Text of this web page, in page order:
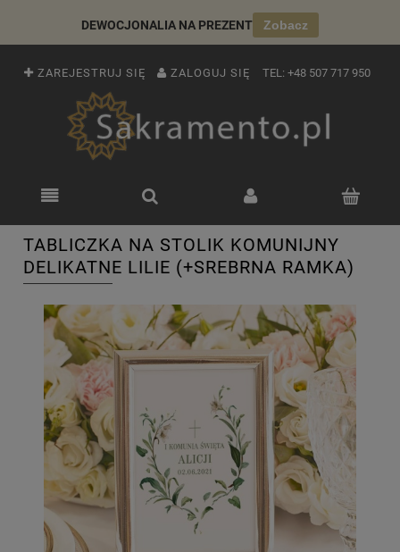
DEWOCJONALIA NA PREZENT Zobacz
ZAREJESTRUJ SIĘ ZALOGUJ SIĘ TEL: +48 507 717 950
TABLICZKA NA STOLIK KOMUNIJNY
DELIKATNE LILIE (+SREBRNA RAMKA)